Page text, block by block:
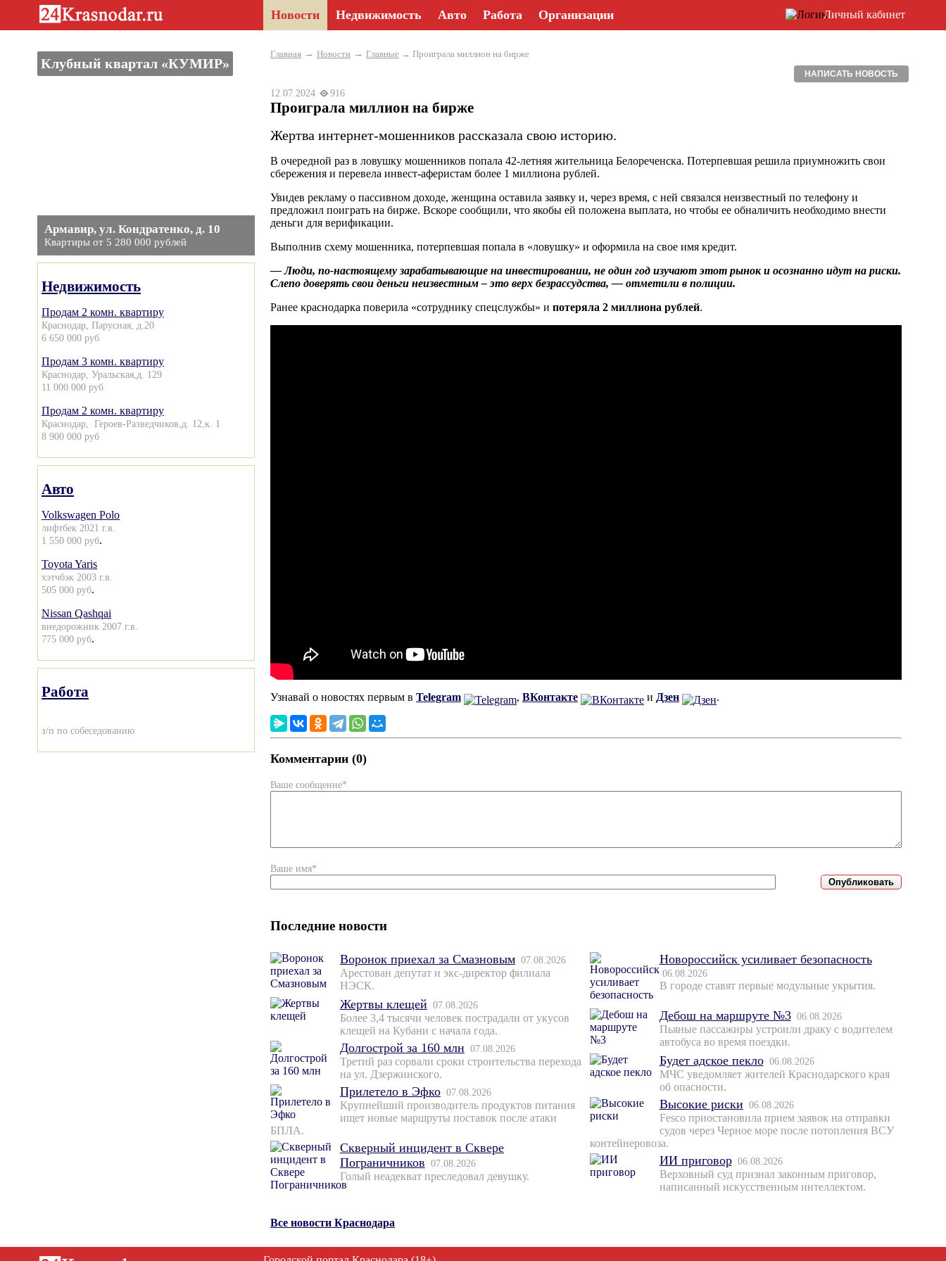
Новости Недвижимость Авто Работа Организации Личный кабинет
Клубный квартал «КУМИР»
Армавир, ул. Кондратенко, д. 10
Квартиры от 5 280 000 рублей
Недвижимость
Продам 2 комн. квартиру
Краснодар, Парусная, д.20
6 650 000 руб
Продам 3 комн. квартиру
Краснодар, Уральская,д. 129
11 000 000 руб
Продам 2 комн. квартиру
Краснодар, Героев-Разведчиков,д. 12,к. 1
8 900 000 руб
Авто
Volkswagen Polo
лифтбек 2021 г.в.
1 550 000 руб.
Toyota Yaris
хэтчбэк 2003 г.в.
505 000 руб.
Nissan Qashqai
внедорожник 2007 г.в.
775 000 руб.
Работа
з/п по собеседованию
Главная → Новости → Главные → Проиграла миллион на бирже
НАПИСАТЬ НОВОСТЬ
12.07.2024 916
Проиграла миллион на бирже
Жертва интернет-мошенников рассказала свою историю.
В очередной раз в ловушку мошенников попала 42-летняя жительница Белореченска. Потерпевшая решила приумножить свои
сбережения и перевела инвест-аферистам более 1 миллиона рублей.
Увидев рекламу о пассивном доходе, женщина оставила заявку и, через время, с ней связался неизвестный по телефону и
предложил поиграть на бирже. Вскоре сообщили, что якобы ей положена выплата, но чтобы ее обналичить необходимо внести
деньги для верификации.
Выполнив схему мошенника, потерпевшая попала в «ловушку» и оформила на свое имя кредит.
— Люди, по-настоящему зарабатывающие на инвестировании, не один год изучают этот рынок и осознанно идут на риски.
Слепо доверять свои деньги неизвестным – это верх безрассудства, — отметили в полиции.
Ранее краснодарка поверила «сотруднику спецслужбы» и потеряла 2 миллиона рублей.
Узнавай о новостях первым в Telegram , ВКонтакте и Дзен .
Комментарии (0)
Ваше сообщение*
Ваше имя*
Последние новости
Воронок приехал за Смазновым 07.08.2026
Арестован депутат и экс-директор филиала
НЭСК.
Жертвы клещей 07.08.2026
Более 3,4 тысячи человек пострадали от укусов
клещей на Кубани с начала года.
Долгострой за 160 млн 07.08.2026
Третий раз сорвали сроки строительства перехода
на ул. Дзержинского.
Прилетело в Эфко 07.08.2026
Крупнейший производитель продуктов питания
ищет новые маршруты поставок после атаки
БПЛА.
Скверный инцидент в Сквере
Пограничников 07.08.2026
Голый неадекват преследовал девушку.
Новороссийск усиливает безопасность
06.08.2026
В городе ставят первые модульные укрытия.
Дебош на маршруте №3 06.08.2026
Пьяные пассажиры устроили драку с водителем
автобуса во время поездки.
Будет адское пекло 06.08.2026
МЧС уведомляет жителей Краснодарского края
об опасности.
Высокие риски 06.08.2026
Fesco приостановила прием заявок на отправки
судов через Черное море после потопления ВСУ
контейнеровоза.
ИИ приговор 06.08.2026
Верховный суд признал законным приговор,
написанный искусственным интеллектом.
Все новости Краснодара